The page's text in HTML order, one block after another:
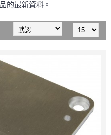
的最新資料。